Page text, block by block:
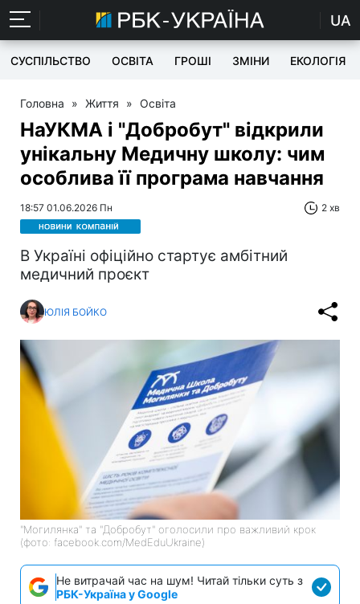
UA
СУСПІЛЬСТВО ОСВІТА ГРОШІ ЗМІНИ ЕКОЛОГІЯ
Головна » Життя » Освіта
НаУКМА і "Добробут" відкрили
унікальну Медичну школу: чим
особлива її програма навчання
18:57 01.06.2026 Пн 2 хв
В Україні офіційно стартує амбітний
медичний проєкт
ЮЛІЯ БОЙКО
"Могилянка" та "Добробут" оголосили про важливий крок
(фото: facebook.com/MedEduUkraine)
Не витрачай час на шум! Читай тільки суть з
РБК-Україна у Google